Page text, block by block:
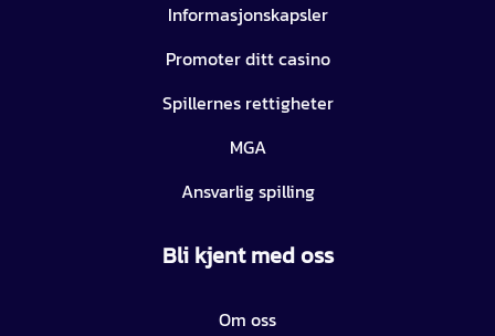
Informasjonskapsler
Promoter ditt casino
Spillernes rettigheter
MGA
Ansvarlig spilling
Bli kjent med oss
Om oss